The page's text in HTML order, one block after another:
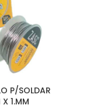
P/SOLDAR
1.MM